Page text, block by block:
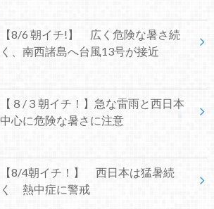
【8/6 朝イチ!】 広く危険な暑さ続
く、南西諸島へ台風13号が接近
【８/３朝イチ！】急な雷雨と西日本
中心に危険な暑さに注意
【8/4朝イチ！】 西日本は猛暑続
く 熱中症に警戒